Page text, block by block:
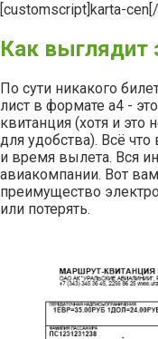
[customscript]karta-
Как выглядит
По сути никакого
лист в формате а4 -
квитанция (хотя и это
для удобства). Всё
и время вылета. Вся
авиакомпании. Вот
преимущество
или потерять.